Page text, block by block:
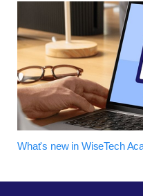
What's new in WiseTech